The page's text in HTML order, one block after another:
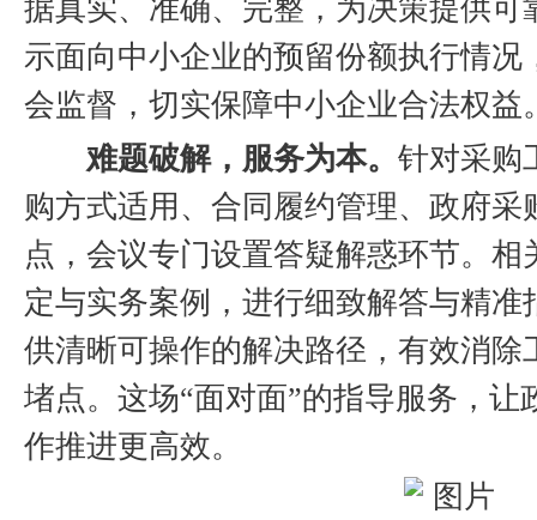
据真实、准确、完整，为决策提供可
示面向中小企业的预留份额执行情况
会监督，切实保障中小企业合法权益
难题破解，服务为本。 针对采购
购方式适用、合同履约管理、政府采
点，会议专门设置答疑解惑环节。相
定与实务案例，进行细致解答与精准
供清晰可操作的解决路径，有效消除
堵点。这场“面对面”的指导服务，让
作推进更高效。